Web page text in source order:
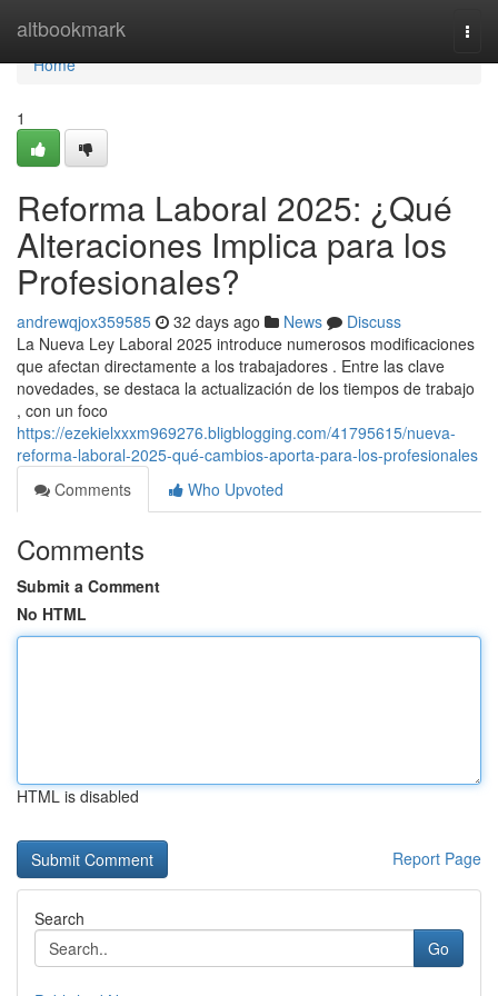
altbookmark
Home
Home
1
Reforma Laboral 2025: ¿Qué
Alteraciones Implica para los
Profesionales?
andrewqjox359585 32 days ago News
Discuss
La Nueva Ley Laboral 2025 introduce numerosos modificaciones
que afectan directamente a los trabajadores . Entre las clave
novedades, se destaca la actualización de los tiempos de trabajo
, con un foco
https://ezekielxxxm969276.bligblogging.com/41795615/nueva-
reforma-laboral-2025-qué-cambios-aporta-para-los-profesionales
Comments
Who Upvoted
Comments
Submit a Comment
No HTML
HTML is disabled
Report Page
Search
Go